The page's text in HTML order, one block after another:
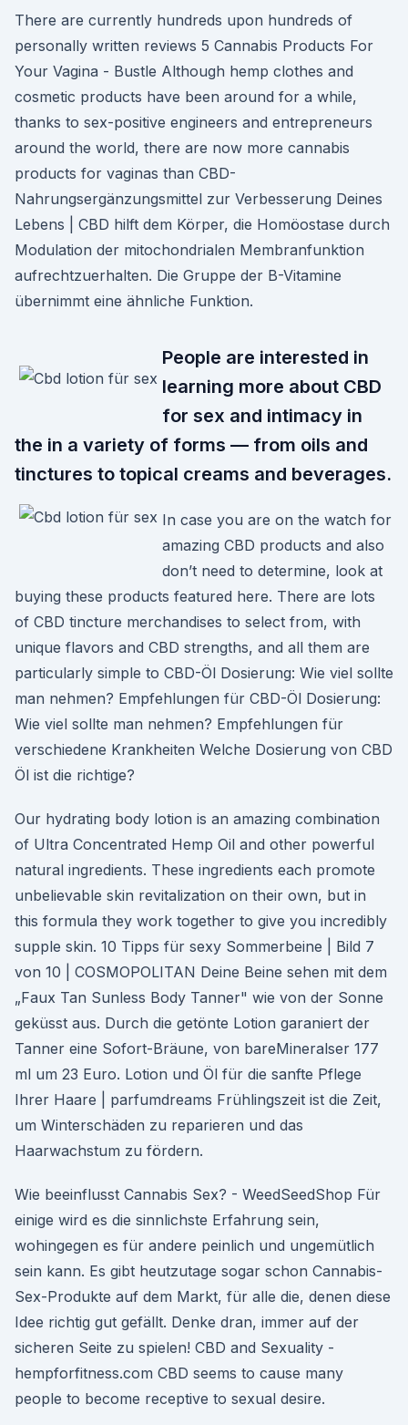
There are currently hundreds upon hundreds of
personally written reviews 5 Cannabis Products For
Your Vagina - Bustle Although hemp clothes and
cosmetic products have been around for a while,
thanks to sex-positive engineers and entrepreneurs
around the world, there are now more cannabis
products for vaginas than CBD-
Nahrungsergänzungsmittel zur Verbesserung Deines
Lebens | CBD hilft dem Körper, die Homöostase durch
Modulation der mitochondrialen Membranfunktion
aufrechtzuerhalten. Die Gruppe der B-Vitamine
übernimmt eine ähnliche Funktion.
People are interested in
learning more about CBD
for sex and intimacy in
the in a variety of forms — from oils and
tinctures to topical creams and beverages.
In case you are on the watch for
amazing CBD products and also
don’t need to determine, look at
buying these products featured here. There are lots
of CBD tincture merchandises to select from, with
unique flavors and CBD strengths, and all them are
particularly simple to CBD-Öl Dosierung: Wie viel sollte
man nehmen? Empfehlungen für CBD-Öl Dosierung:
Wie viel sollte man nehmen? Empfehlungen für
verschiedene Krankheiten Welche Dosierung von CBD
Öl ist die richtige?
Our hydrating body lotion is an amazing combination
of Ultra Concentrated Hemp Oil and other powerful
natural ingredients. These ingredients each promote
unbelievable skin revitalization on their own, but in
this formula they work together to give you incredibly
supple skin. 10 Tipps für sexy Sommerbeine | Bild 7
von 10 | COSMOPOLITAN Deine Beine sehen mit dem
„Faux Tan Sunless Body Tanner" wie von der Sonne
geküsst aus. Durch die getönte Lotion garaniert der
Tanner eine Sofort-Bräune, von bareMineralser 177
ml um 23 Euro. Lotion und Öl für die sanfte Pflege
Ihrer Haare | parfumdreams Frühlingszeit ist die Zeit,
um Winterschäden zu reparieren und das
Haarwachstum zu fördern.
Wie beeinflusst Cannabis Sex? - WeedSeedShop Für
einige wird es die sinnlichste Erfahrung sein,
wohingegen es für andere peinlich und ungemütlich
sein kann. Es gibt heutzutage sogar schon Cannabis-
Sex-Produkte auf dem Markt, für alle die, denen diese
Idee richtig gut gefällt. Denke dran, immer auf der
sicheren Seite zu spielen! CBD and Sexuality -
hempforfitness.com CBD seems to cause many
people to become receptive to sexual desire.